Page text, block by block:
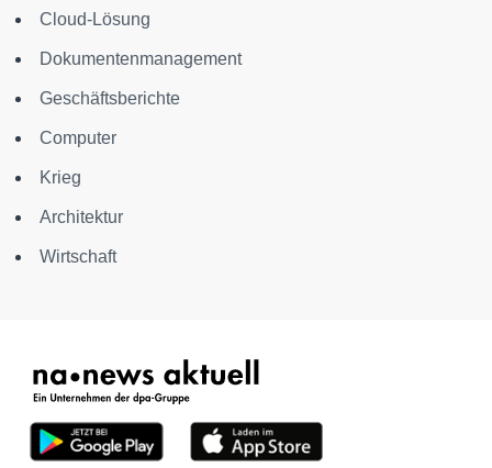
Cloud-Lösung
Dokumentenmanagement
Geschäftsberichte
Computer
Krieg
Architektur
Wirtschaft